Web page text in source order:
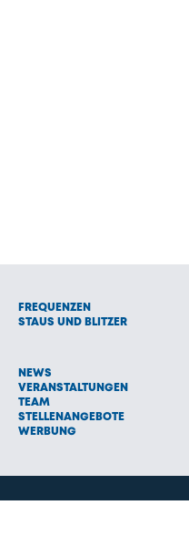
FREQUENZEN
STAUS UND BLITZER
NEWS
VERANSTALTUNGEN
TEAM
STELLENANGEBOTE
WERBUNG